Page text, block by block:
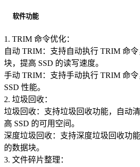
软件功能
1. TRIM 命令优化：
自动 TRIM：支持自动执行 TRIM 命
块，提高 SSD 的读写速度。
手动 TRIM：支持手动执行 TRIM 命
SSD 性能。
2. 垃圾回收：
垃圾回收：支持垃圾回收功能，自动
高 SSD 的可用空间。
深度垃圾回收：支持深度垃圾回收功
的数据块。
3. 文件碎片整理：